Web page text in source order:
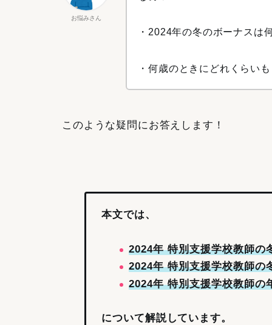
お悩みさん
・2024年の冬のボーナスは
・何歳のときにどれくらい
このような疑問にお答えします！
本文では、
2024年 特別支援学校教師の
2024年 特別支援学校教師の
2024年 特別支援学校教師の
について解説しています。